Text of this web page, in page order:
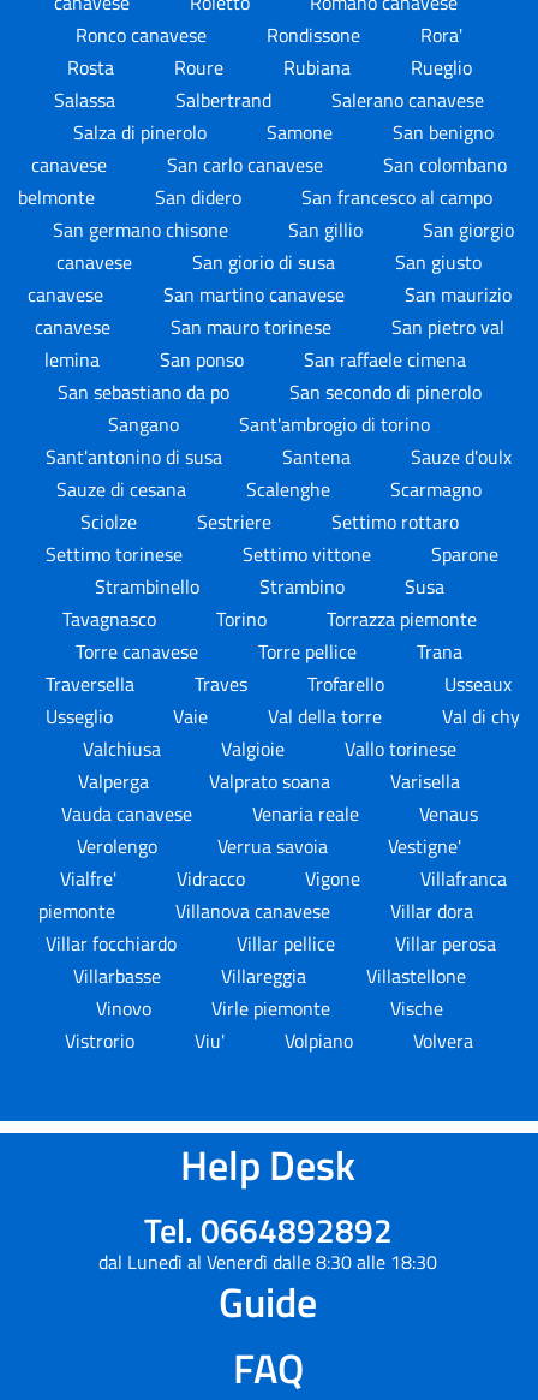
Ronco canavese
Rondissone
Rora'
Rosta
Roure Rubiana
Rueglio
Salassa
Salbertrand
Salerano canavese
Salza di pinerolo
Samone
San benigno
canavese
San carlo canavese
San colombano
belmonte
San didero
San francesco al campo
San germano chisone
San gillio
San giorgio
canavese
San giorio di susa
San giusto
canavese
San martino canavese
San maurizio
canavese
San mauro torinese
San pietro val
lemina
San ponso
San raffaele cimena
San sebastiano da po
San secondo di pinerolo
Sangano
Sant'ambrogio di torino
Sant'antonino di susa
Santena
Sauze d'oulx
Sauze di cesana
Scalenghe
Scarmagno
Sciolze
Sestriere
Settimo rottaro
Settimo torinese
Settimo vittone
Sparone
Strambinello
Strambino
Susa
Tavagnasco
Torino
Torrazza piemonte
Torre canavese
Torre pellice
Trana
Traversella
Traves Trofarello
Usseaux
Usseglio
Vaie Val della torre
Val di chy
Valchiusa
Valgioie
Vallo torinese
Valperga
Valprato soana
Varisella
Vauda canavese
Venaria reale
Venaus
Verolengo
Verrua savoia
Vestigne'
Vialfre'
Vidracco Vigone
Villafranca
piemonte
Villanova canavese
Villar dora
Villar focchiardo
Villar pellice
Villar perosa
Villarbasse
Villareggia
Villastellone
Vinovo
Virle piemonte
Vische
Vistrorio
Viu' Volpiano Volvera
Help Desk
Tel. 0664892892
dal Lunedì al Venerdì dalle 8:30 alle 18:30
Guide
FAQ